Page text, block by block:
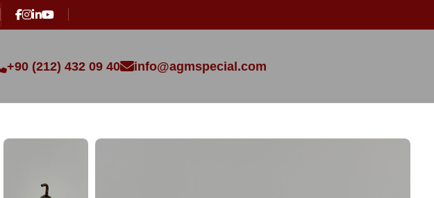
+90 (212) 432 09 40 info@agmspecial.com